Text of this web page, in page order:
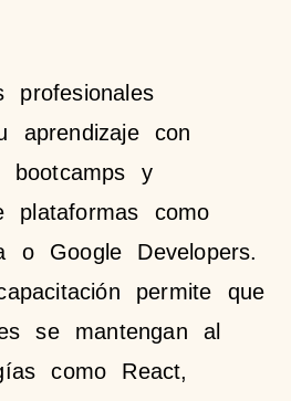
profesionales
aprendizaje con
bootcamps y
plataformas como
o Google Developers.
permite que
se mantengan al
como React,